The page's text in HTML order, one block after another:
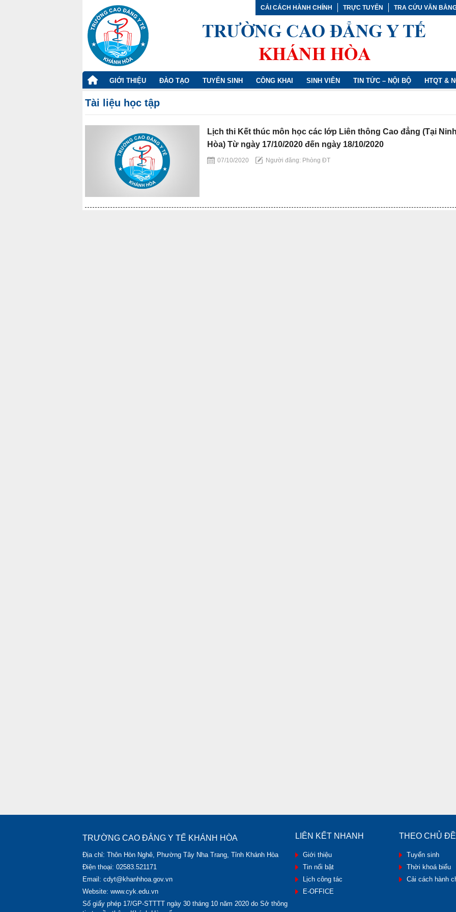
CẢI CÁCH HÀNH CHÍNH TRỰC TUYẾN TRA CỨU VĂN
TRANG
CHỦ
GIỚI THIỆU ĐÀO TẠO TUYỂN SINH CÔNG KHAI SINH VIÊN TIN TỨC – NỘI BỘ HTQT &
Tài liệu học tập
Lịch thi Kết thúc môn học các lớp Liên thông Cao đẳng (Tại Ninh
Hòa) Từ ngày 17/10/2020 đến ngày 18/10/2020
07/10/2020 Người đăng: Phòng ĐT
TRƯỜNG CAO ĐẲNG Y TẾ KHÁNH HÒA
Địa chỉ: Thôn Hòn Nghê, Phường Tây Nha Trang, Tỉnh Khánh Hòa
Điện thoại: 02583.521171
Email: cdyt@khanhhoa.gov.vn
Website: www.cyk.edu.vn
Số giấy phép 17/GP-STTTT ngày 30 tháng 10 năm 2020 do Sở thông
LIÊN KẾT NHANH
Giới thiệu
Tin nổi bật
Lịch công tác
E-OFFICE
THEO CHỦ ĐỀ
Tuyển sinh
Thời khoá biểu
Cải cách hành